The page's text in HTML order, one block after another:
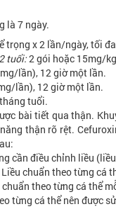
là 7 ngày.
trọng x 2 lần/ngày, tối
tuổi:2 gói hoặc 15mg/
lần), 12 giờ một lần.
lần), 12 giờ một lần.
tuổi.
bài tiết qua thận.
thận rõ rệt.
điều chỉnh liều (liều
chuẩn theo từng cá
theo từng cá thể
cá thể nên được sử